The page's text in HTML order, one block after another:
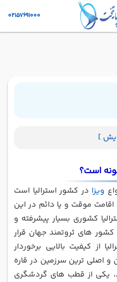
02157691000
]
است؟
ویزا در کشور استرالیا است
موقت و یا دائم در این
کشوری بسیار پیشرفته و
ثروتمند است که در رده 13 کشور های ثروتمند جهان قرار
از کیفیت بالایی برخوردار
و اصلی ترین سرزمین در قاره
یکی از قطب های گردشگری